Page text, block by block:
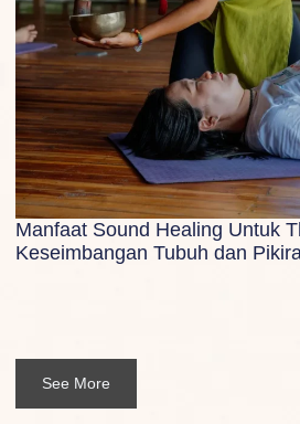
Manfaat Sound Healing Untuk
Keseimbangan Tubuh dan
See More